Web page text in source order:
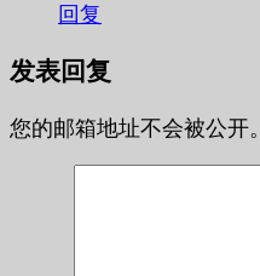
回复
发表回复
您的邮箱地址不会被公开。